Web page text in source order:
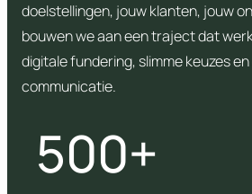
doelstellingen, jouw klanten, jouw
bouwen we aan een traject dat
digitale fundering, slimme keuzes
communicatie.
500+